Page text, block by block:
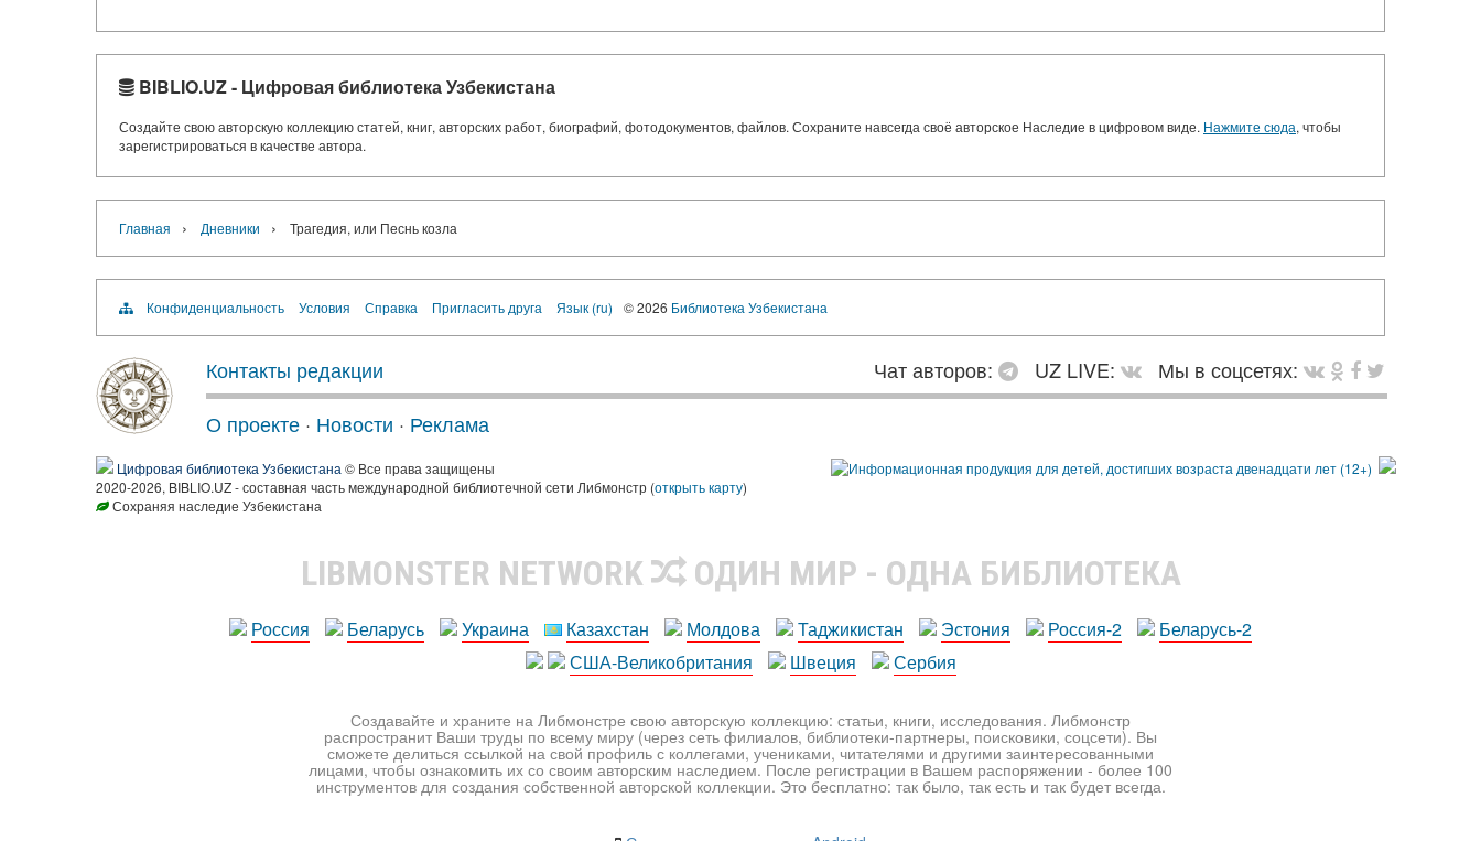
BIBLIO.UZ - Цифровая библиотека Узбекистана
Создайте свою авторскую коллекцию статей, книг, авторских работ, биографий, фотодокументов, файлов. Сохраните навсегда своё авторское Наследие в цифровом виде. Нажмите сюда, чтобы
зарегистрироваться в качестве автора.
Главная › Дневники › Трагедия, или Песнь козла
Конфиденциальность Условия Справка Пригласить друга Язык (ru) © 2026 Библиотека Узбекистана
Контакты редакции Чат авторов: UZ LIVE:
Мы в соцсетях:
О проекте · Новости · Реклама
Цифровая библиотека Узбекистана © Все права защищены
2020-2026, BIBLIO.UZ - составная часть международной библиотечной сети Либмонстр (открыть карту)
Сохраняя наследие Узбекистана
LIBMONSTER NETWORK ОДИН МИР - ОДНА БИБЛИОТЕКА
Россия Беларусь Украина Казахстан Молдова Таджикистан Эстония Россия-2
Беларусь-2
США-Великобритания
Швеция Сербия
Создавайте и храните на Либмонстре свою авторскую коллекцию: статьи, книги, исследования. Либмонстр
распространит Ваши труды по всему миру (через сеть филиалов, библиотеки-партнеры, поисковики, соцсети). Вы
сможете делиться ссылкой на свой профиль с коллегами, учениками, читателями и другими заинтересованными
лицами, чтобы ознакомить их со своим авторским наследием. После регистрации в Вашем распоряжении - более 100
инструментов для создания собственной авторской коллекции. Это бесплатно: так было, так есть и так будет всегда.